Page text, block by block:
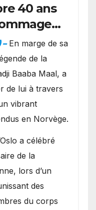
40 ans
en
– ​En marge de sa
de la
Baaba Maal, a
de lui à travers
vibrant
en Norvège.
a célébré
de la
lors d’un
des
du corps